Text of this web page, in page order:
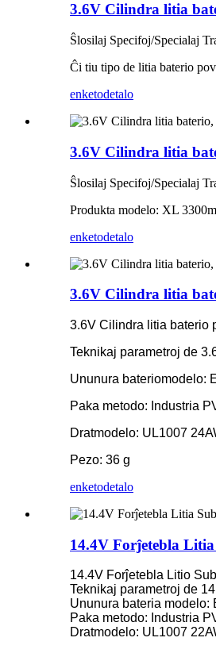
3.6V Cilindra litia
Ŝlosilaj Specifoj/Specialaj
Ĉi tiu tipo de litia baterio
enketodetalo
3.6V Cilindra litia
Ŝlosilaj Specifoj/Specialaj
Produkta modelo: XL
enketodetalo
3.6V Cilindra litia
3.6V Cilindra litia baterio
Teknikaj parametroj de
Ununura bateriomodelo:
Paka metodo: Industria
Dratmodelo: UL1007
Pezo: 36 g
enketodetalo
14.4V Forĵetebla
14.4V Forĵetebla Litio
Teknikaj parametroj de
Ununura bateria modelo:
Paka metodo: Industria
Dratmodelo: UL1007